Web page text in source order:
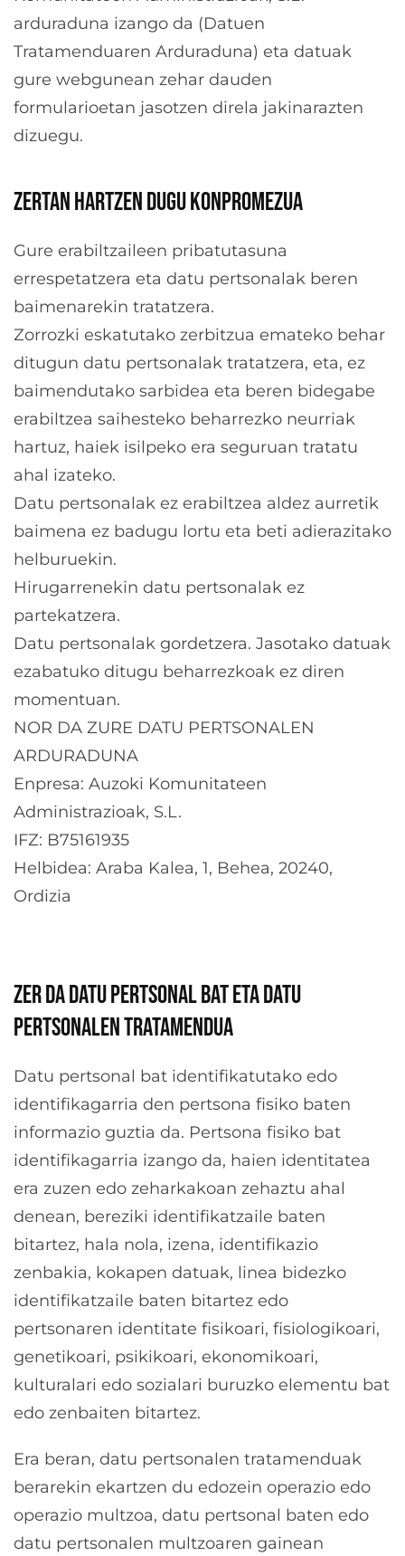
arduraduna izango da (Datuen
Tratamenduaren Arduraduna) eta datuak
gure webgunean zehar dauden
formularioetan jasotzen direla jakinarazten
dizuegu.
ZERTAN HARTZEN DUGU KONPROMEZUA
Gure erabiltzaileen pribatutasuna
errespetatzera eta datu pertsonalak beren
baimenarekin tratatzera.
Zorrozki eskatutako zerbitzua emateko behar
ditugun datu pertsonalak tratatzera, eta, ez
baimendutako sarbidea eta beren bidegabe
erabiltzea saihesteko beharrezko neurriak
hartuz, haiek isilpeko era seguruan tratatu
ahal izateko.
Datu pertsonalak ez erabiltzea aldez aurretik
baimena ez badugu lortu eta beti adierazitako
helburuekin.
Hirugarrenekin datu pertsonalak ez
partekatzera.
Datu pertsonalak gordetzera. Jasotako datuak
ezabatuko ditugu beharrezkoak ez diren
momentuan.
NOR DA ZURE DATU PERTSONALEN
ARDURADUNA
Enpresa: Auzoki Komunitateen
Administrazioak, S.L.
IFZ: B75161935
Helbidea: Araba Kalea, 1, Behea, 20240,
Ordizia
ZER DA DATU PERTSONAL BAT ETA DATU
PERTSONALEN TRATAMENDUA
Datu pertsonal bat identifikatutako edo
identifikagarria den pertsona fisiko baten
informazio guztia da. Pertsona fisiko bat
identifikagarria izango da, haien identitatea
era zuzen edo zeharkakoan zehaztu ahal
denean, bereziki identifikatzaile baten
bitartez, hala nola, izena, identifikazio
zenbakia, kokapen datuak, linea bidezko
identifikatzaile baten bitartez edo
pertsonaren identitate fisikoari, fisiologikoari,
genetikoari, psikikoari, ekonomikoari,
kulturalari edo sozialari buruzko elementu bat
edo zenbaiten bitartez.
Era beran, datu pertsonalen tratamenduak
berarekin ekartzen du edozein operazio edo
operazio multzoa, datu pertsonal baten edo
datu pertsonalen multzoaren gainean